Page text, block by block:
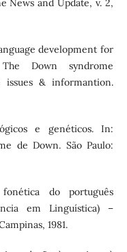
News and Update, v. 2,
development for
Down syndrome
issues & informantion.
e genéticos. In:
de Down. São Paulo:
do português
em Linguística) –
1981.